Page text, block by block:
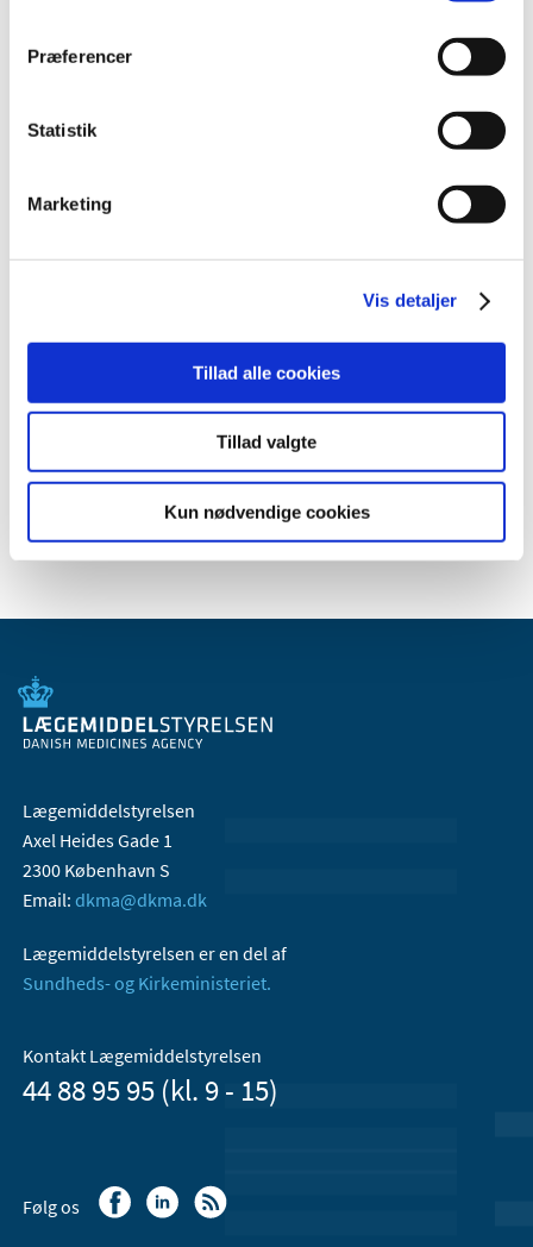
Præferencer
Statistik
Marketing
Vis detaljer
Tillad alle cookies
Tillad valgte
Kun nødvendige cookies
oktober (4)
august (4)
juni (5)
januar (2)
2021 (77)
Lægemiddelstyrelsen
Axel Heides Gade 1
2300 København S
Email: dkma@dkma.dk
Lægemiddelstyrelsen er en del af
Sundheds- og Kirkeministeriet.
Kontakt Lægemiddelstyrelsen
44 88 95 95 (kl. 9 - 15)
Følg os